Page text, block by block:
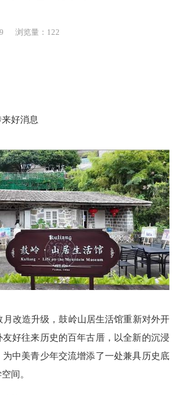
浏览量：122
好消息
月改造升级，鼓岭山居生活馆重新对外开
好往来历史的百年古厝，以全新的沉浸
中美青少年交流增添了一处兼具历史底
间。